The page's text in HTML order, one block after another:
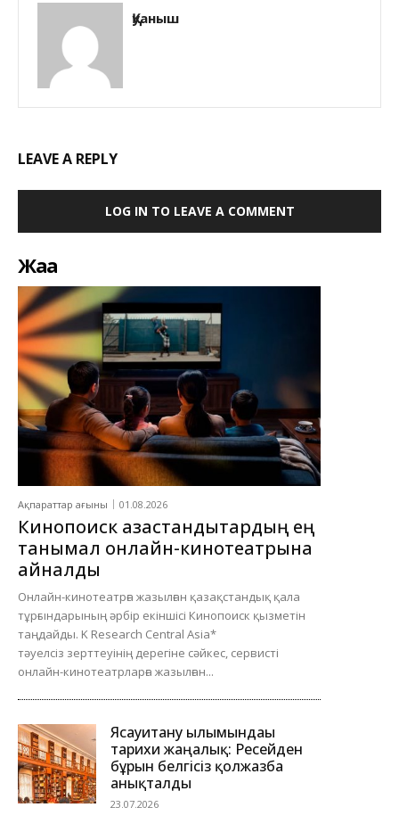
Қуаныш
LEAVE A REPLY
LOG IN TO LEAVE A COMMENT
Жаңа
Ақпараттар ағыны 01.08.2026
Кинопоиск қазақстандықтардың ең
танымал онлайн-кинотеатрына
айналды
Онлайн-кинотеатрға жазылған қазақстандық қала
тұрғындарының әрбір екіншісі Кинопоиск қызметін
таңдайды. K Research Central Asia*
тәуелсіз зерттеуінің дерегіне сәйкес, сервисті
онлайн-кинотеатрларға жазылған...
Ясауитану ғылымындағы
тарихи жаңалық: Ресейден
бұрын белгісіз қолжазба
анықталды
23.07.2026